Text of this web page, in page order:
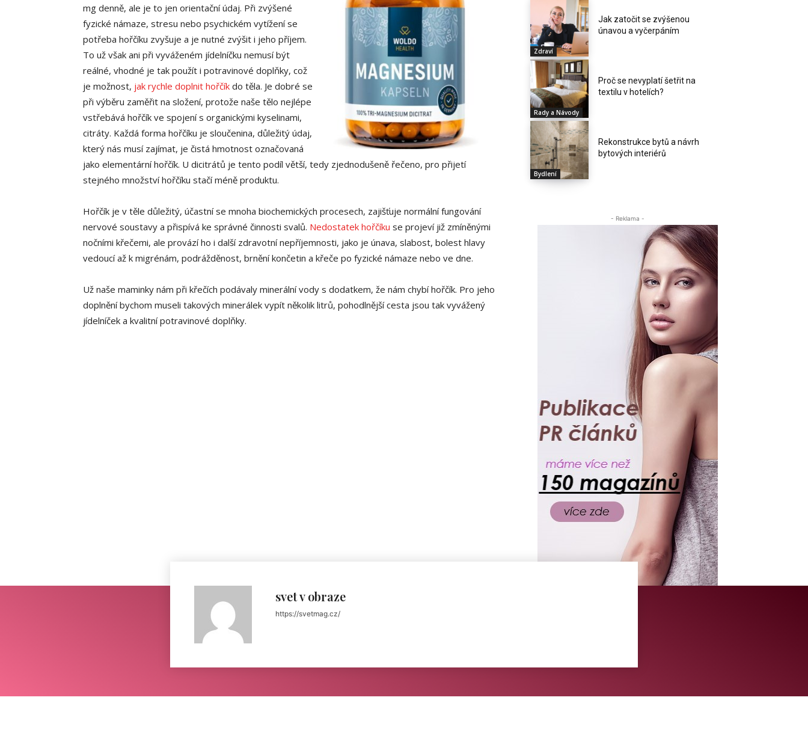
mg denně, ale je to jen orientační údaj. Při zvýšené
fyzické námaze, stresu nebo psychickém vytížení se
potřeba hořčíku zvyšuje a je nutné zvýšit i jeho příjem.
To už však ani při vyváženém jídelníčku nemusí být
reálné, vhodné je tak použít i potravinové doplňky, což
je možnost, jak rychle doplnit hořčík do těla. Je dobré se
při výběru zaměřit na složení, protože naše tělo nejlépe
vstřebává hořčík ve spojení s organickými kyselinami,
citráty. Každá forma hořčíku je sloučenina, důležitý údaj,
který nás musí zajímat, je čistá hmotnost označovaná
jako elementární hořčík. U dicitrátů je tento podíl větší, tedy zjednodušeně řečeno, pro přijetí
stejného množství hořčíku stačí méně produktu.
Hořčík je v těle důležitý, účastní se mnoha biochemických procesech, zajišťuje normální fungování
nervové soustavy a přispívá ke správné činnosti svalů. Nedostatek hořčíku se projeví již zmíněnými
nočními křečemi, ale provází ho i další zdravotní nepříjemnosti, jako je únava, slabost, bolest hlavy
vedoucí až k migrénám, podrážděnost, brnění končetin a křeče po fyzické námaze nebo ve dne.
Už naše maminky nám při křečích podávaly minerální vody s dodatkem, že nám chybí hořčík. Pro jeho
doplnění bychom museli takových minerálek vypít několik litrů, pohodlnější cesta jsou tak vyvážený
jídelníček a kvalitní potravinové doplňky.
Zdraví
Jak zatočit se zvýšenou
únavou a vyčerpáním
Rady a Návody
Proč se nevyplatí šetřit na
textilu v hotelích?
Bydlení
Rekonstrukce bytů a návrh
bytových interiérů
- Reklama -
svet v obraze
https://svetmag.cz/